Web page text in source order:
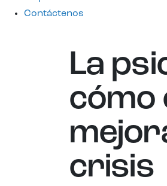
Contáctenos
La
cómo
crisis